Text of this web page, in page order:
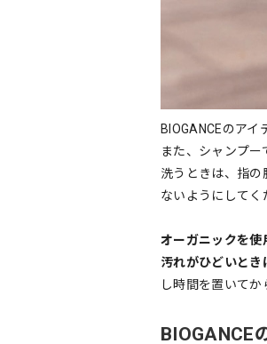
BIOGANCEのアイ
また、シャンプー
洗うときは、指の
ないようにしてく
オーガニックを使
汚れがひどいとき
し時間を置いてか
BIOGANCE